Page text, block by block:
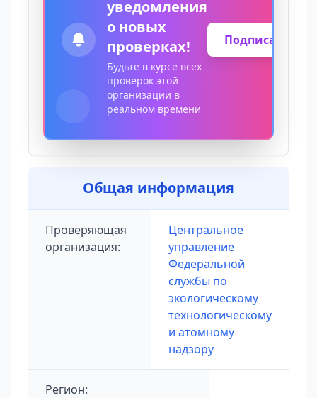
уведомления
о новых
проверках!
Будьте в курсе всех
проверок этой
организации в
реальном времени
Подписаться
Общая информация
Проверяющая
организация:
Центральное
управление
Федеральной
службы по
экологическому
технологическому
и атомному
надзору
Регион: